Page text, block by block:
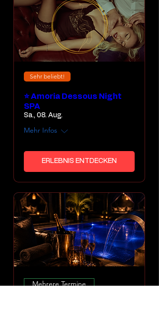
Sehr beliebt!
⭐ Amoria Dessous Night
SPA
Sa., 08. Aug.
Mehr Infos
ERLEBNIS ENTDECKEN
Mehrere Termine